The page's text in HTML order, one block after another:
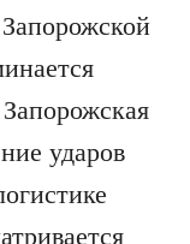
ударов